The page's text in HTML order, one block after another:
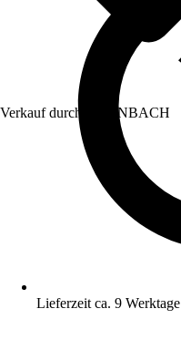
Verkauf durch: HORNBACH
Lieferzeit ca. 9 Werktage